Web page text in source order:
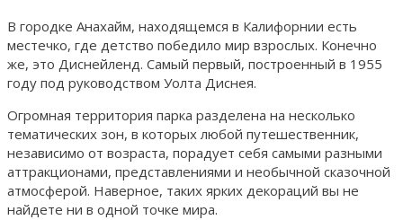
В городке Анахайм, находящемся в Калифорнии есть
местечко, где детство победило мир взрослых. Конечно
же, это Диснейленд. Самый первый, построенный в 1955
году под руководством Уолта Диснея.
Огромная территория парка разделена на несколько
тематических зон, в которых любой путешественник,
независимо от возраста, порадует себя самыми разными
аттракционами, представлениями и необычной сказочной
атмосферой. Наверное, таких ярких декораций вы не
найдете ни в одной точке мира.